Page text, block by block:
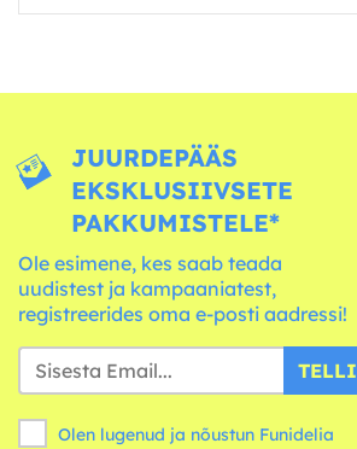
JUURDEPÄÄS
EKSKLUSIIVSETE
PAKKUMISTELE*
Ole esimene, kes saab teada
uudistest ja kampaaniatest,
registreerides oma e-posti aadressi!
TELLI
Olen lugenud ja nõustun Funidelia